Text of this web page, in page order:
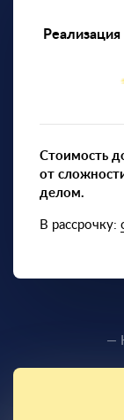
Стоимость
от
делом.
В рассрочку:
—